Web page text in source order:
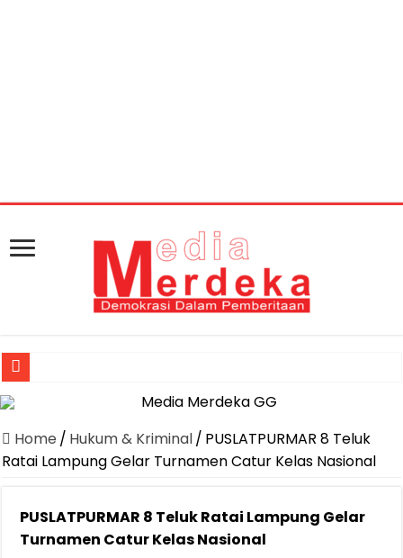
Muhammad Awaluddin: Ekosistem Terintegrasi Kunci Jasa Raharja
Jasa Raharja Serahkan Santunan kepada Ahli Waris Korban
Canangkan Desa TAPIS dan Luncurkan Sekolah Lansia di
Pemprov Lampung Perkuat Pembangunan Rumah Layak Huni
Dirut Jasa Raharja Dampingi Wamenhub Tinjau Penanganan
Home / Hukum & Kriminal/ PUSLATPURMAR 8 Teluk
Ratai Lampung Gelar Turnamen Catur Kelas Nasional
PUSLATPURMAR 8 Teluk Ratai Lampung Gelar
Turnamen Catur Kelas Nasional